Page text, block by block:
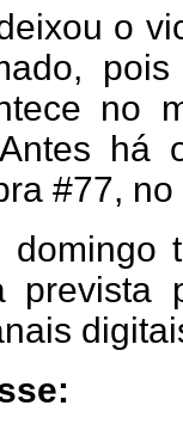
o
no
há
#77,
domingo
prevista